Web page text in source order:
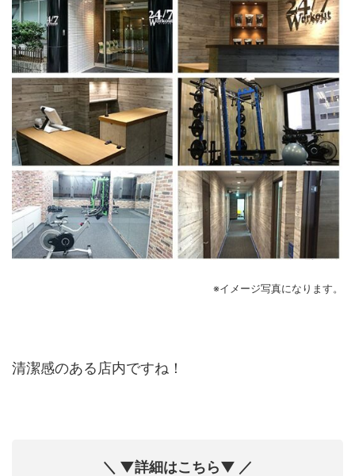
※イメージ写真になります。
清潔感のある店内ですね！
＼ ▼詳細はこちら▼ ／